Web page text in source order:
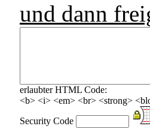
und dann
erlaubter HTML Code:
<b> <i> <em> <br> <strong>
Security Code